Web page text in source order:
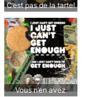
C’est pas de la tarte!
Vous n’en avez